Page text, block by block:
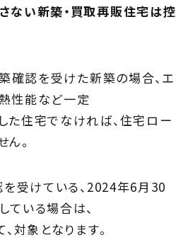
mado
ない新築・買取再販住宅は控
確認を受けた新築の場合、エ
性能など一定
た住宅でなければ、住宅ロー
。
受けている、2024年6月30
ている場合は、
対象となります。